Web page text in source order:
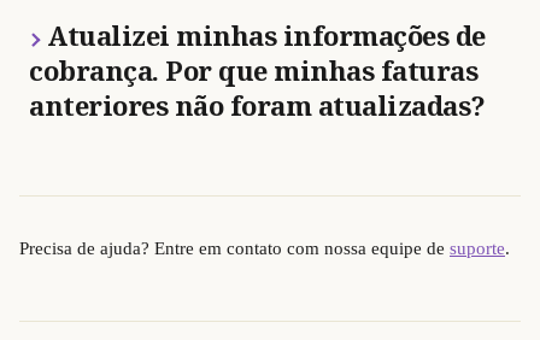
Atualizei minhas informações de
cobrança. Por que minhas faturas
anteriores não foram atualizadas?
Precisa de ajuda? Entre em contato com nossa equipe de suporte.